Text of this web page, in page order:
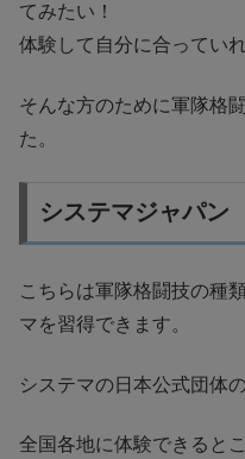
てみたい！
体験して自分に合ってい
そんな方のために軍隊格
た。
システマジャパン
こちらは軍隊格闘技の種
マを習得できます。
システマの日本公式団体
全国各地に体験できると